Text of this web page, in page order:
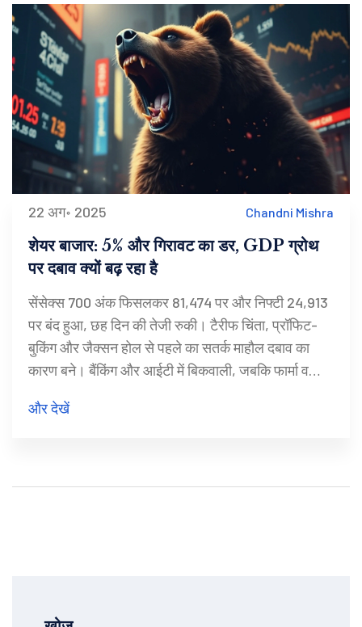
22 अग॰ 2025 Chandni Mishra
शेयर बाजार: 5% और गिरावट का डर, GDP ग्रोथ
पर दबाव क्यों बढ़ रहा है
सेंसेक्स 700 अंक फिसलकर 81,474 पर और निफ्टी 24,913
पर बंद हुआ, छह दिन की तेजी रुकी। टैरीफ चिंता, प्रॉफिट-
बुकिंग और जैक्सन होल से पहले का सतर्क माहौल दबाव का
कारण बने। बैंकिंग और आईटी में बिकवाली, जबकि फार्मा व
आउटफ्लो, वैश्विक मंदी डर और ऊंची दरें मिलकर 5% तक और
और देखें